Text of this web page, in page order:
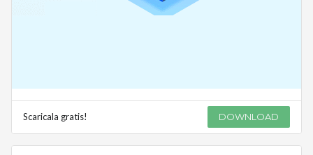
Scaricala gratis! DOWNLOAD